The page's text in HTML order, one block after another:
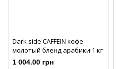
Dark side CAFFEIN кофе
молотый бленд арабики 1 кг
1 004.00 грн